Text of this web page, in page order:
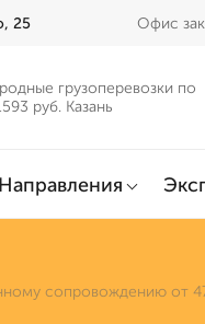
25 Офис
грузоперевозки по
руб. Казань
Направления
сопровождению от